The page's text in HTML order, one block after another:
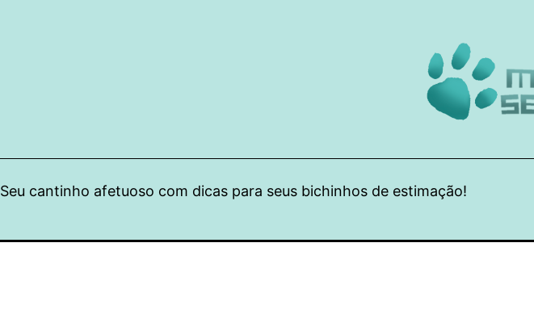
Seu cantinho afetuoso com dicas para seus bichinhos de estimação!